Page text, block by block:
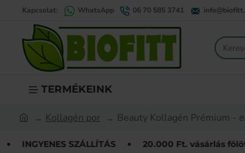
Kapcsolat: WhatsApp 06 70 585 3741
Keresés
TERMÉKEINK
Kollagén por Beauty Kollagén Prémium -
SZÁLLÍTÁS 20.000 Ft. vásárlás fölött